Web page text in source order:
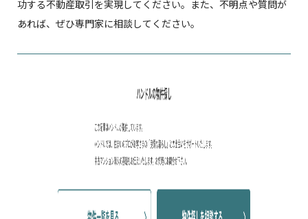
功する不動産取引を実現してください。また、不明点や質問が
あれば、ぜひ専門家に相談してください。